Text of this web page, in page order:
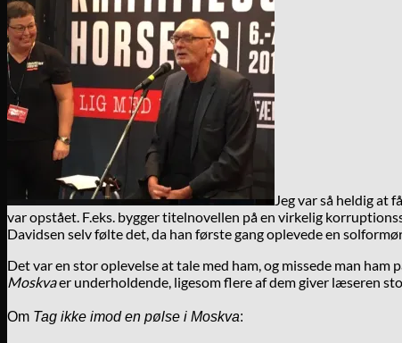
Jeg var så heldig at
var opstået. F.eks. bygger titelnovellen på en virkelig
Davidsen selv følte det, da han første gang oplevede en
Det var en stor oplevelse at tale med ham, og missede man
Moskvaer underholdende, ligesom flere af dem giver læseren
Om Tag ikke imod en pølse i Moskva: